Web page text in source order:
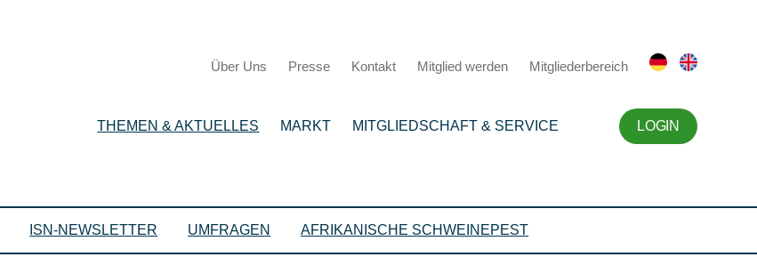
Über Uns Presse Kontakt Mitglied werden Mitgliederbereich
THEMEN & AKTUELLES MARKT MITGLIEDSCHAFT & SERVICE LOGIN
ISN-NEWSLETTER UMFRAGEN AFRIKANISCHE SCHWEINEPEST